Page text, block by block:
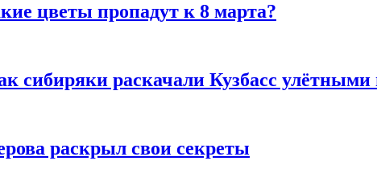
цветы пропадут к 8 марта?
сибиряки раскачали Кузбасс улётными
раскрыл свои секреты